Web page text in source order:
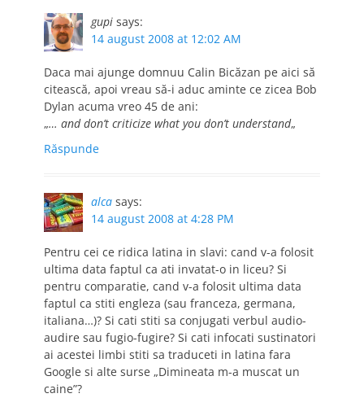
gupi says:
14 august 2008 at 12:02 AM
Daca mai ajunge domnuu Calin Bicăzan pe aici să
citească, apoi vreau să-i aduc aminte ce zicea Bob
Dylan acuma vreo 45 de ani:
„… and don’t criticize what you don’t understand„
Răspunde
alca says:
14 august 2008 at 4:28 PM
Pentru cei ce ridica latina in slavi: cand v-a folosit
ultima data faptul ca ati invatat-o in liceu? Si
pentru comparatie, cand v-a folosit ultima data
faptul ca stiti engleza (sau franceza, germana,
italiana…)? Si cati stiti sa conjugati verbul audio-
audire sau fugio-fugire? Si cati infocati sustinatori
ai acestei limbi stiti sa traduceti in latina fara
Google si alte surse „Dimineata m-a muscat un
caine”?